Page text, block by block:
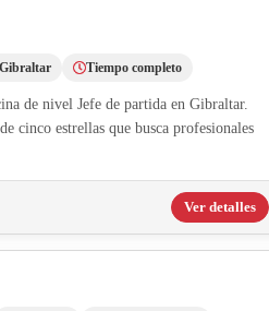
Gibraltar Tiempo completo
de nivel Jefe de partida en Gibraltar.
cinco estrellas que busca profesionales
Ver detalles